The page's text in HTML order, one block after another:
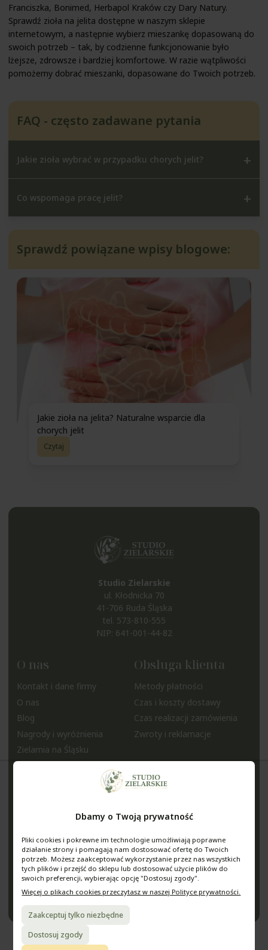
Franciszka, Bonimed, Herbapol Kraków czy Dary Natury.
Sprawdź zioła na jelita dostępne w naszym sklepie
internetowym, a następnie wybierz mieszankę dopasowaną do
swoich potrzeb – tak, by codzienne funkcjonowanie było
lżejsze, zdrowsze i bardziej komfortowe. W razie wątpliwości
pomożemy dobrać mieszanki, dopasowane do Twoich potrzeb.
FAQ - często zadawane pytania
Jakie zioła wybrać w przypadku chorych jelit?
Co wspomaga pracę jelit?
Sprawdź powiązane wpisy blogowe:
Jakie zioła na jelita? Naturalne wsparcie dla
chorych jelit
Czytaj
Studio Zielarskie
ul. Kłodnicka 70
41-706 Ruda Śląska
tel. 573-810-555
NIP: 641-001-44-82
O nas
Kontakt i dane firmy
O nas
Blog
Nagrody i wyróżnienia
Zielarnia na Śląsku
Obsługa klienta
Metody płatności
Czas i koszty dostawy
Czas realizacji zamówienia
Zwroty i reklamacje
Pomoc
Pytania i odpowiedzi
Moje konto
Twoje zamówienia
Ulubione
Media
StudioZielarskie
@studiozielarskie
Sklep internetowy Shoper.pl
Dbamy o Twoją prywatność
Pliki cookies i pokrewne im technologie umożliwiają poprawne
działanie strony i pomagają nam dostosować ofertę do Twoich
potrzeb. Możesz zaakceptować wykorzystanie przez nas wszystkich
tych plików i przejść do sklepu lub dostosować użycie plików do
swoich preferencji, wybierając opcję "Dostosuj zgody".
Więcej o plikach cookies przeczytasz w naszej Polityce prywatności.
Zaakceptuj tylko niezbędne
Dostosuj zgody